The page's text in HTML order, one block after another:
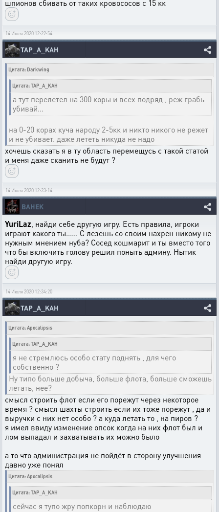
шпионов сбивать от таких кровососов с 15 кк
14 Июля 2020 12:22:54
TAP_A_KAH
Цитата: Darkwing
Цитата: TAP_A_KAH
а тут перелетел на 300 коры и всех подряд , реж грабь
убивай...
на 0-20 корах куча народу 2-5кк и никто никого не режет
и не убивает. даже лететь никуда не надо
хочешь сказать я в ту область перемещусь с такой статой
и меня даже сканить не будут ?
14 Июля 2020 12:23:14
BAHEK
YuriLaz , найди себе другую игру. Есть правила, игроки
играют какого ты...... С лезешь со своим нахрен никому не
нужным мнением нуба? Сосед кошмарит и ты вместо того
что бы включить голову решил поныть админу. Нытик
найди другую игру.
14 Июля 2020 12:34:20
TAP_A_KAH
Цитата: Apocalipsis
Цитата: TAP_A_KAH
я не стремлюсь особо стату поднять , для чего
собственно ?
Ну типо больше добыча, больше флота, больше сможешь
летать, нее?
смысл строить флот если его порежут через некоторое
время ? смысл шахты строить если их тоже порежут , да и
выручки с них нет особо ? а куда летать то , на пиров ?
я имел ввиду изменение опсок когда на них флот был и
лом выпадал и захватывать их можно было
а то что администрация не пойдёт в сторону улучшения
давно уже понял
Цитата: Apocalipsis
Цитата: TAP_A_KAH
сейчас я тупо жру попкорн и наблюдаю